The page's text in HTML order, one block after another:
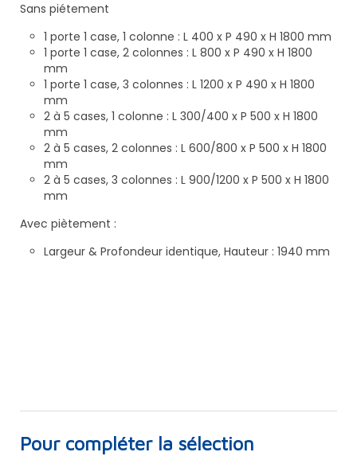
Sans piétement
1 porte 1 case, 1 colonne : L 400 x P 490 x H 1800 mm
1 porte 1 case, 2 colonnes : L 800 x P 490 x H 1800
mm
1 porte 1 case, 3 colonnes : L 1200 x P 490 x H 1800
mm
2 à 5 cases, 1 colonne : L 300/400 x P 500 x H 1800
mm
2 à 5 cases, 2 colonnes : L 600/800 x P 500 x H 1800
mm
2 à 5 cases, 3 colonnes : L 900/1200 x P 500 x H 1800
mm
Avec piètement :
Largeur & Profondeur identique, Hauteur : 1940 mm
Pour compléter la sélection